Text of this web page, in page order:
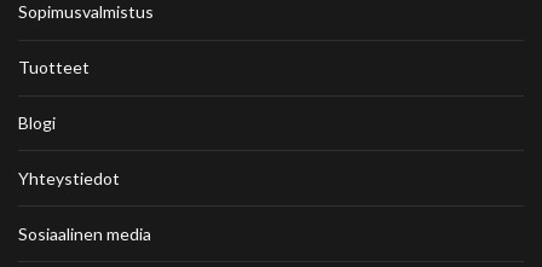
Sopimusvalmistus
Tuotteet
Blogi
Yhteystiedot
Sosiaalinen media